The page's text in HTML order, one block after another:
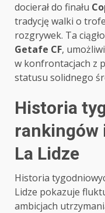
docierał do finału
tradycję walki o
rozgrywek. Ta
Getafe CF,
w konfrontacjach z
statusu solidnego
Historia
rankingów
La Lidze
Historia
Lidze pokazuje
ambicjach